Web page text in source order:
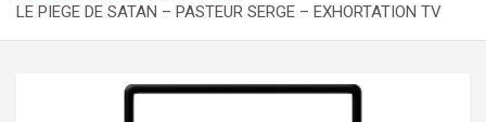
LE PIEGE DE SATAN – PASTEUR SERGE – EXHORTATION TV